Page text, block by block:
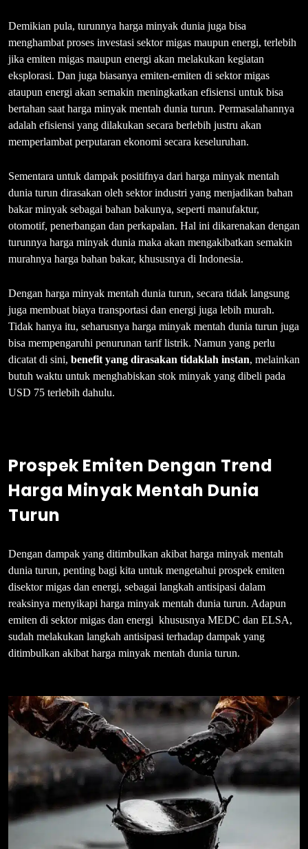
Demikian pula, turunnya harga minyak dunia juga bisa
menghambat proses investasi sektor migas maupun energi, terlebih
jika emiten migas maupun energi akan melakukan kegiatan
eksplorasi. Dan juga biasanya emiten-emiten di sektor migas
ataupun energi akan semakin meningkatkan efisiensi untuk bisa
bertahan saat harga minyak mentah dunia turun. Permasalahannya
adalah efisiensi yang dilakukan secara berlebih justru akan
memperlambat perputaran ekonomi secara keseluruhan.
Sementara untuk dampak positifnya dari harga minyak mentah
dunia turun dirasakan oleh sektor industri yang menjadikan bahan
bakar minyak sebagai bahan bakunya, seperti manufaktur,
otomotif, penerbangan dan perkapalan. Hal ini dikarenakan dengan
turunnya harga minyak dunia maka akan mengakibatkan semakin
murahnya harga bahan bakar, khususnya di Indonesia.
Dengan harga minyak mentah dunia turun, secara tidak langsung
juga membuat biaya transportasi dan energi juga lebih murah.
Tidak hanya itu, seharusnya harga minyak mentah dunia turun juga
bisa mempengaruhi penurunan tarif listrik. Namun yang perlu
dicatat di sini, benefit yang dirasakan tidaklah instan, melainkan
butuh waktu untuk menghabiskan stok minyak yang dibeli pada
USD 75 terlebih dahulu.
Prospek Emiten Dengan Trend
Harga Minyak Mentah Dunia
Turun
Dengan dampak yang ditimbulkan akibat harga minyak mentah
dunia turun, penting bagi kita untuk mengetahui prospek emiten
disektor migas dan energi, sebagai langkah antisipasi dalam
reaksinya menyikapi harga minyak mentah dunia turun. Adapun
emiten di sektor migas dan energi khususnya MEDC dan ELSA,
sudah melakukan langkah antisipasi terhadap dampak yang
ditimbulkan akibat harga minyak mentah dunia turun.